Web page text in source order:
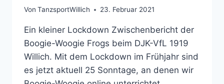
Von TanzsportWillich 23. Februar 2021
Ein kleiner Lockdown Zwischenbericht der
Boogie-Woogie Frogs beim DJK-VfL 1919
Willich. Mit dem Lockdown im Frühjahr sind
es jetzt aktuell 25 Sonntage, an denen wir